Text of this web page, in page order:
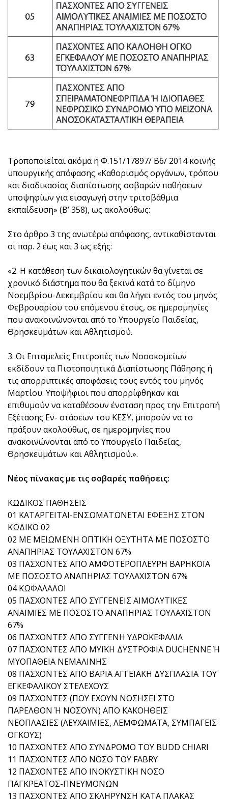
Τροποποιείται ακόμα η Φ.151/17897/ Β6/ 2014 κοινής
υπουργικής απόφασης «Καθορισμός οργάνων, τρόπου
και διαδικασίας διαπίστωσης σοβαρών παθήσεων
υποψηφίων για εισαγωγή στην τριτοβάθμια
εκπαίδευση» (Β’ 358), ως ακολούθως:
Στο άρθρο 3 της ανωτέρω απόφασης, αντικαθίστανται
οι παρ. 2 έως και 3 ως εξής:
«2. Η κατάθεση των δικαιολογητικών θα γίνεται σε
χρονικό διάστημα που θα ξεκινά κατά το δίμηνο
Νοεμβρίου-Δεκεμβρίου και θα λήγει εντός του μηνός
Φεβρουαρίου του επόμενου έτους, σε ημερομηνίες
που ανακοινώνονται από το Υπουργείο Παιδείας,
Θρησκευμάτων και Αθλητισμού.
3. Οι Επταμελείς Επιτροπές των Νοσοκομείων
εκδίδουν τα Πιστοποιητικά Διαπίστωσης Πάθησης ή
τις απορριπτικές αποφάσεις τους εντός του μηνός
Μαρτίου. Υποψήφιοι που απορρίφθηκαν και
επιθυμούν να καταθέσουν ένσταση προς την Επιτροπή
Εξέτασης Εν- στάσεων του ΚΕΣΥ, μπορούν να το
πράξουν ακολούθως, σε ημερομηνίες που
ανακοινώνονται από το Υπουργείο Παιδείας,
Θρησκευμάτων και Αθλητισμού.».
Νέος πίνακας με τις σοβαρές παθήσεις:
ΚΩΔΙΚΟΣ ΠΑΘΗΣΕΙΣ
01 ΚΑΤΑΡΓΕΙΤΑΙ-ΕΝΣΩΜΑΤΩΝΕΤΑΙ ΕΦΕΞΗΣ ΣΤΟΝ
ΚΩΔΙΚΟ 02
02 ΜΕ ΜΕΙΩΜΕΝΗ ΟΠΤΙΚΗ ΟΞΥΤΗΤΑ ΜΕ ΠΟΣΟΣΤΟ
ΑΝΑΠΗΡΙΑΣ ΤΟΥΛΑΧΙΣΤΟΝ 67%
03 ΠΑΣΧΟΝΤΕΣ ΑΠΟ ΑΜΦΟΤΕΡΟΠΛΕΥΡΗ ΒΑΡHΚΟΪΑ
ΜΕ ΠΟΣΟΣΤΟ ΑΝΑΠΗΡΙΑΣ ΤΟΥΛΑΧΙΣΤΟΝ 67%
04 ΚΩΦΑΛΑΛΟΙ
05 ΠΑΣΧΟΝΤΕΣ ΑΠΟ ΣΥΓΓΕΝΕΙΣ ΑΙΜΟΛΥΤΙΚΕΣ
ΑΝΑΙΜΙΕΣ ΜΕ ΠΟΣΟΣΤΟ ΑΝΑΠΗΡΙΑΣ ΤΟΥΛΑΧΙΣΤΟΝ
67%
06 ΠΑΣΧΟΝΤΕΣ ΑΠΟ ΣΥΓΓΕΝΗ ΥΔΡΟΚΕΦΑΛΙΑ
07 ΠΑΣΧΟΝΤΕΣ ΑΠΟ ΜΥΪΚΗ ΔΥΣΤΡΟΦΙΑ DUCHENNE Ή
ΜΥΟΠΑΘΕΙΑ ΝΕΜΑΛΙΝΗΣ
08 ΠΑΣΧΟΝΤΕΣ ΑΠΟ ΒΑΡΙΑ ΑΓΓΕΙΑΚΗ ΔΥΣΠΛΑΣΙΑ ΤΟΥ
ΕΓΚΕΦΑΛΙΚΟΥ ΣΤΕΛΕΧΟΥΣ
09 ΠΑΣΧΟΝΤΕΣ (ΠΟΥ ΕΧΟΥΝ ΝΟΣΗΣΕΙ ΣΤΟ
ΠΑΡΕΛΘΟΝ Ή ΝΟΣΟΥΝ) ΑΠΟ ΚΑΚΟΗΘΕΙΣ
ΝΕΟΠΛΑΣΙΕΣ (ΛΕΥΧΑΙΜΙΕΣ, ΛΕΜΦΩΜΑΤΑ, ΣΥΜΠΑΓΕΙΣ
ΟΓΚΟΥΣ)
10 ΠΑΣΧΟΝΤΕΣ ΑΠΟ ΣΥΝΔΡΟΜΟ ΤΟΥ BUDD CHIARI
11 ΠΑΣΧΟΝΤΕΣ ΑΠΟ ΝΟΣΟ ΤΟΥ FABRY
12 ΠΑΣΧΟΝΤΕΣ ΑΠΟ ΙΝΟΚΥΣΤΙΚΗ ΝΟΣΟ
ΠΑΓΚΡΕΑΤΟΣ-ΠΝΕΥΜΟΝΩΝ
13 ΠΑΣΧΟΝΤΕΣ ΑΠΟ ΣΚΛΗΡΥΝΣΗ ΚΑΤΑ ΠΛΑΚΑΣ